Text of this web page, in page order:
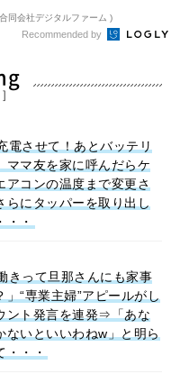
同会社デジタルファーム )
Recommended by
]
電させて！あとバッテリ
ママ友を家に呼んだらケ
アコンの温度まで変更さ
にタッパーを取り出し
・・
きって旦那さんにも家事
“専業主婦”アピールがし
ント発言を連発⇒「あな
ないといいわねw」と明ら
・・・